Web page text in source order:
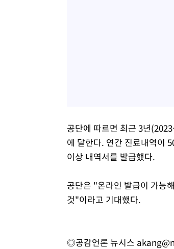
공단에 따르면 최근 3년
에 달한다. 연간 진료내역이
이상 내역서를 발급했다.
공단은 "온라인 발급이 가능
것"이라고 기대했다.
◎공감언론 뉴시스